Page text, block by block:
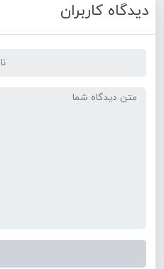
دیدگاه کاربران